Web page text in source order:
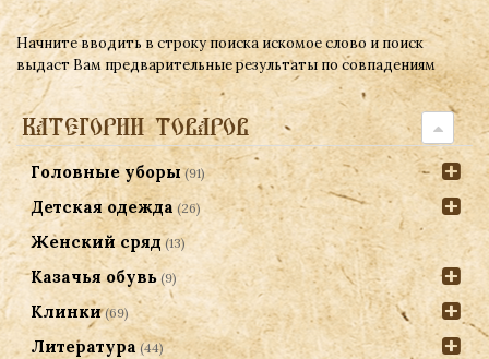
Начните вводить в строку поиска искомое слово и поиск
выдаст Вам предварительные результаты по совпадениям
КАТЕГОРИИ ТОВАРОВ
Головные уборы (91)
Детская одежда (26)
Женский сряд (13)
Казачья обувь (9)
Клинки (69)
Литература (44)